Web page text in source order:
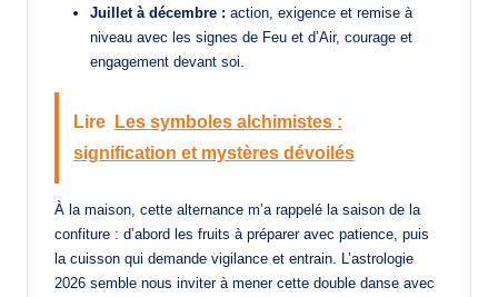
Juillet à décembre : action, exigence et remise à
niveau avec les signes de Feu et d’Air, courage et
engagement devant soi.
Lire
Les symboles alchimistes :
signification et mystères dévoilés
À la maison, cette alternance m’a rappelé la saison de la
confiture : d’abord les fruits à préparer avec patience, puis
la cuisson qui demande vigilance et entrain. L’astrologie
2026 semble nous inviter à mener cette double danse avec